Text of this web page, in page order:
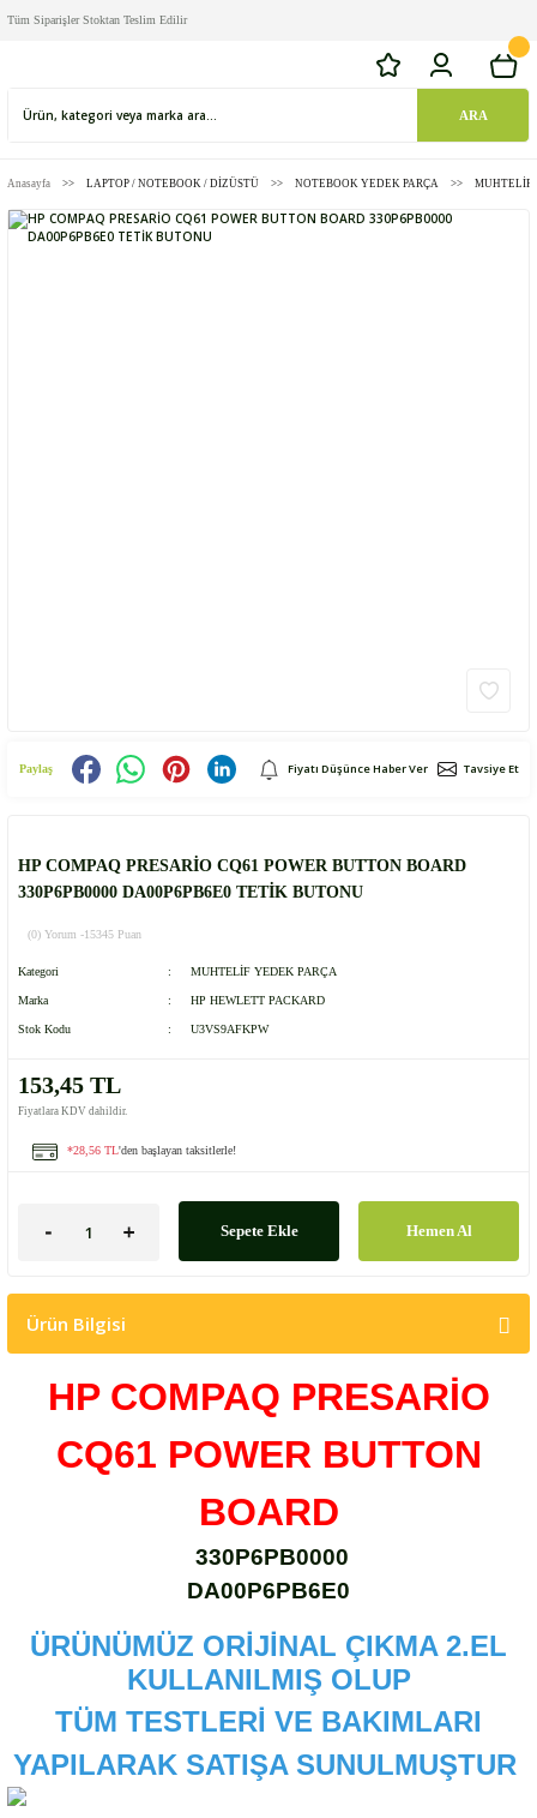
Tüm Siparişler Stoktan Teslim Edilir
ARA
Anasayfa LAPTOP / NOTEBOOK / DİZÜSTÜ NOTEBOOK YEDEK PARÇA MUHTELİF
Paylaş Fiyatı Düşünce Haber Ver Tavsiye Et
HP COMPAQ PRESARİO CQ61 POWER BUTTON BOARD
330P6PB0000 DA00P6PB6E0 TETİK BUTONU
(0) Yorum -15345 Puan
Kategori MUHTELİF YEDEK PARÇA
Marka HP HEWLETT PACKARD
Stok Kodu U3VS9AFKPW
153,45 TL
Fiyatlara KDV dahildir.
*28,56 TL'den başlayan taksitlerle!
Sepete Ekle Hemen Al
Ürün Bilgisi
HP COMPAQ PRESARİO
CQ61 POWER BUTTON
BOARD
330P6PB0000
DA00P6PB6E0
ÜRÜNÜMÜZ ORİJİNAL ÇIKMA 2.EL
KULLANILMIŞ OLUP
TÜM TESTLERİ VE BAKIMLARI
YAPILARAK SATIŞA SUNULMUŞTUR